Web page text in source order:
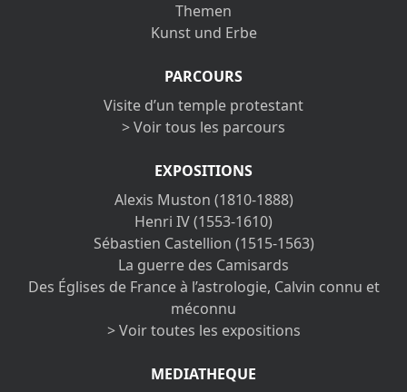
Themen
Kunst und Erbe
PARCOURS
Visite d’un temple protestant
> Voir tous les parcours
EXPOSITIONS
Alexis Muston (1810-1888)
Henri IV (1553-1610)
Sébastien Castellion (1515-1563)
La guerre des Camisards
Des Églises de France à l’astrologie, Calvin connu et
méconnu
> Voir toutes les expositions
MEDIATHEQUE